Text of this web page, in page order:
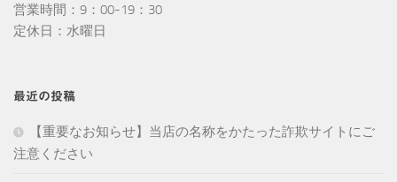
営業時間：9：00-19：30
定休日：水曜日
最近の投稿
【重要なお知らせ】当店の名称をかたった詐欺サイトにご
注意ください